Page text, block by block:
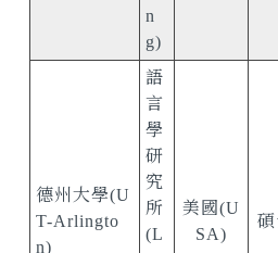
n
g)
德州大學(U
T-Arlingto
n)
語
言
學
研
究
所
(L
美國(U
SA)